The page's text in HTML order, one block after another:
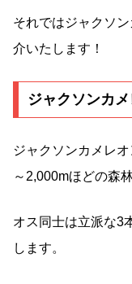
それではジャクソ
介いたします！
ジャクソンカ
ジャクソンカメレ
～2,000mほどの森
オス同士は立派な3
します。